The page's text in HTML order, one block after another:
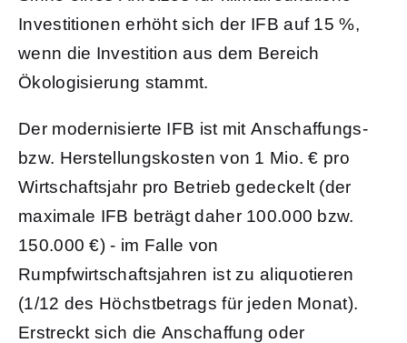
Investitionen erhöht sich der IFB auf 15 %,
wenn die Investition aus dem Bereich
Ökologisierung stammt.
Der modernisierte IFB ist mit Anschaffungs-
bzw. Herstellungskosten von 1 Mio. € pro
Wirtschaftsjahr pro Betrieb gedeckelt (der
maximale IFB beträgt daher 100.000 bzw.
150.000 €) - im Falle von
Rumpfwirtschaftsjahren ist zu aliquotieren
(1/12 des Höchstbetrags für jeden Monat).
Erstreckt sich die Anschaffung oder